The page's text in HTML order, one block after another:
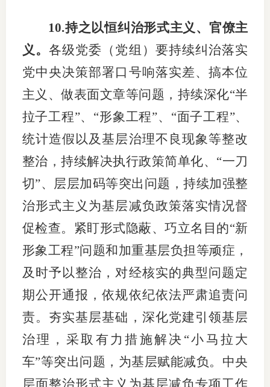
10.持之以恒纠治形式主义、官僚主
义。 各级党委（党组）要持续纠治落实
党中央决策部署口号响落实差、搞本位
主义、做表面文章等问题，持续深化“半
拉子工程”、“形象工程”、“面子工程”、
统计造假以及基层治理不良现象等整改
整治，持续解决执行政策简单化、“一刀
切”、层层加码等突出问题，持续加强整
治形式主义为基层减负政策落实情况督
促检查。紧盯形式隐蔽、巧立名目的“新
形象工程”问题和加重基层负担等顽症，
及时予以整治，对经核实的典型问题定
期公开通报，依规依纪依法严肃追责问
责。夯实基层基础，深化党建引领基层
治理，采取有力措施解决“小马拉大
车”等突出问题，为基层赋能减负。中央
层面整治形式主义为基层减负专项工作